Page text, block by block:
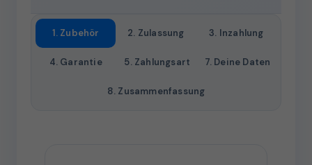
1. Zubehör 2. Zulassung 3. Inzahlung
4. Garantie 5. Zahlungsart 7. Deine Daten
8. Zusammenfassung